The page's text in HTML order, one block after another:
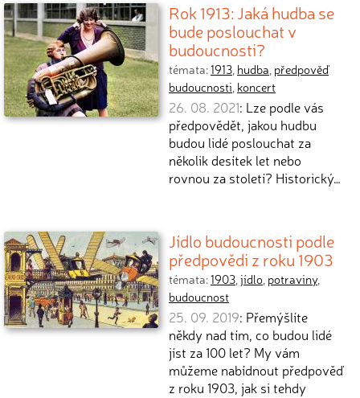
Rok 1913: Jaká hudba se
bude poslouchat v
budoucnosti?
témata:1913, hudba, předpověď
budoucnosti, koncert
26. 08. 2021: Lze podle vás
předpovědět, jakou hudbu
budou lidé poslouchat za
několik desítek let nebo
rovnou za století? Historický…
Jídlo budoucnosti podle
předpovědi z roku 1903
témata:1903,jídlo, potraviny,
budoucnost
25. 09. 2019: Přemýšlíte
někdy nad tím, co budou lidé
jíst za 100 let? My vám
můžeme nabídnout předpověď
z roku 1903, jak si tehdy